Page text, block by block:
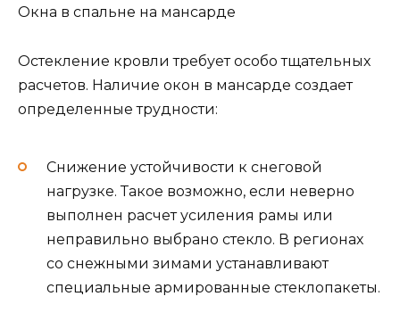
Окна в спальне на мансарде
Остекление кровли требует особо тщательных
расчетов. Наличие окон в мансарде создает
определенные трудности:
Снижение устойчивости к снеговой
нагрузке. Такое возможно, если неверно
выполнен расчет усиления рамы или
неправильно выбрано стекло. В регионах
со снежными зимами устанавливают
специальные армированные стеклопакеты.